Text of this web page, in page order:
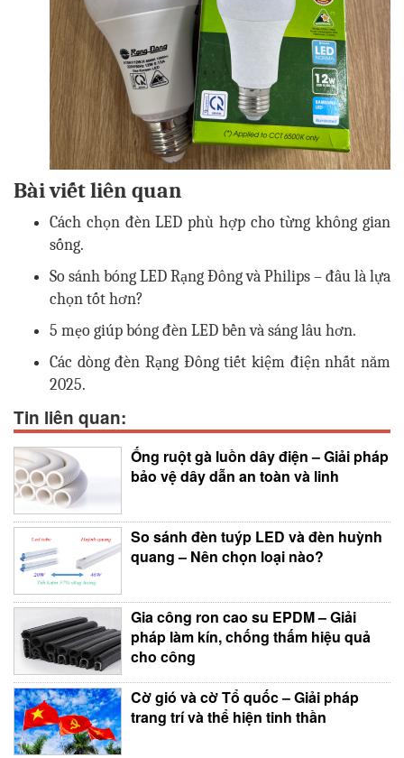
Bài viết liên quan
Cách chọn đèn LED phù hợp cho từng không gian
sống.
So sánh bóng LED Rạng Đông và Philips – đâu là lựa
chọn tốt hơn?
5 mẹo giúp bóng đèn LED bền và sáng lâu hơn.
Các dòng đèn Rạng Đông tiết kiệm điện nhất năm
2025.
Tin liên quan:
Ống ruột gà luồn dây điện – Giải pháp
bảo vệ dây dẫn an toàn và linh
So sánh đèn tuýp LED và đèn huỳnh
quang – Nên chọn loại nào?
Gia công ron cao su EPDM – Giải
pháp làm kín, chống thấm hiệu quả
cho công
Cờ gió và cờ Tổ quốc – Giải pháp
trang trí và thể hiện tinh thần